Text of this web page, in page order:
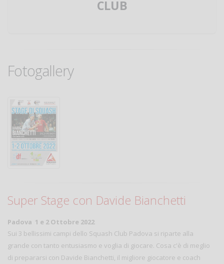
CLUB
Fotogallery
Super Stage con Davide Bianchetti
Padova 1 e 2 Ottobre 2022
Sui 3 bellissimi campi dello Squash Club Padova si riparte alla
grande con tanto entusiasmo e voglia di giocare. Cosa c'è di meglio
di prepararsi con Davide Bianchetti, il migliore giocatore e coach